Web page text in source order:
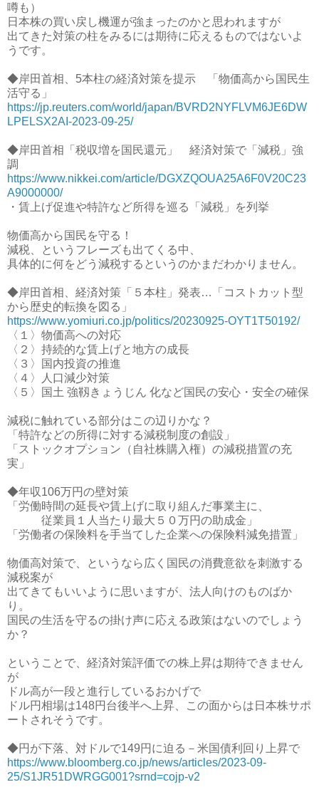
噂も）
日本株の買い戻し機運が強まったのかと思われますが
出てきた対策の柱をみるには期待に応えるものではないよ
うです。
◆岸田首相、5本柱の経済対策を提示 「物価高から国民生
活守る」
https://jp.reuters.com/world/japan/BVRD2NYFLVM6JE6DW
LPELSX2AI-2023-09-25/
◆岸田首相「税収増を国民還元」 経済対策で「減税」強
調
https://www.nikkei.com/article/DGXZQOUA25A6F0V20C23
A9000000/
・賃上げ促進や特許など所得を巡る「減税」を列挙
物価高から国民を守る！
減税、というフレーズも出てくる中、
具体的に何をどう減税するというのかまだわかりません。
◆岸田首相、経済対策「５本柱」発表…「コストカット型
から歴史的転換を図る」
https://www.yomiuri.co.jp/politics/20230925-OYT1T50192/
〈１〉物価高への対応
〈２〉持続的な賃上げと地方の成長
〈３〉国内投資の推進
〈４〉人口減少対策
〈５〉国土 強靱きょうじん 化など国民の安心・安全の確保
減税に触れている部分はこの辺りかな？
「特許などの所得に対する減税制度の創設」
「ストックオプション（自社株購入権）の減税措置の充
実」
◆年収106万円の壁対策
「労働時間の延長や賃上げに取り組んだ事業主に、
従業員１人当たり最大５０万円の助成金」
「労働者の保険料を手当てした企業への保険料減免措置」
物価高対策で、というなら広く国民の消費意欲を刺激する
減税案が
出てきてもいいように思いますが、法人向けのものばか
り。
国民の生活を守るの掛け声に応える政策はないのでしょう
か？
ということで、経済対策評価での株上昇は期待できません
が
ドル高が一段と進行しているおかげで
ドル円相場は148円台後半へ上昇、この面からは日本株サポ
ートされそうです。
◆円が下落、対ドルで149円に迫る－米国債利回り上昇で
https://www.bloomberg.co.jp/news/articles/2023-09-
25/S1JR51DWRGG001?srnd=cojp-v2